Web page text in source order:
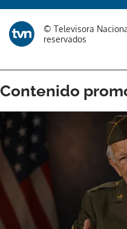
Gracias por
© Televisora
reservados